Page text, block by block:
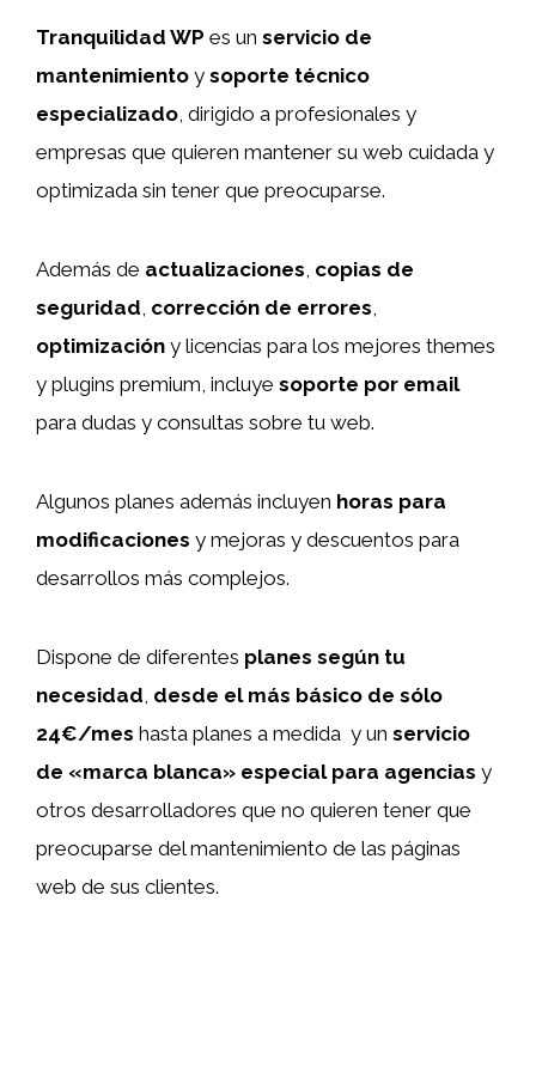
Tranquilidad WP es un servicio de
mantenimiento y soporte técnico
especializado, dirigido a profesionales y
empresas que quieren mantener su web cuidada y
optimizada sin tener que preocuparse.
Además de actualizaciones, copias de
seguridad, corrección de errores,
optimización y licencias para los mejores themes
y plugins premium, incluye soporte por email
para dudas y consultas sobre tu web.
Algunos planes además incluyen horas para
modificaciones y mejoras y descuentos para
desarrollos más complejos.
Dispone de diferentes planes según tu
necesidad, desde el más básico de sólo
24€/mes hasta planes a medida y un servicio
de «marca blanca» especial para agencias y
otros desarrolladores que no quieren tener que
preocuparse del mantenimiento de las páginas
web de sus clientes.